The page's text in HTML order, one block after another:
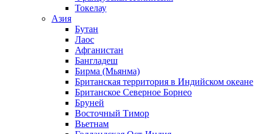
Токелау
Азия
Бутан
Лаос
Афганистан
Бангладеш
Бирма (Мьянма)
Британская территория в Индийском океане
Британское Северное Борнео
Бруней
Восточный Тимор
Вьетнам